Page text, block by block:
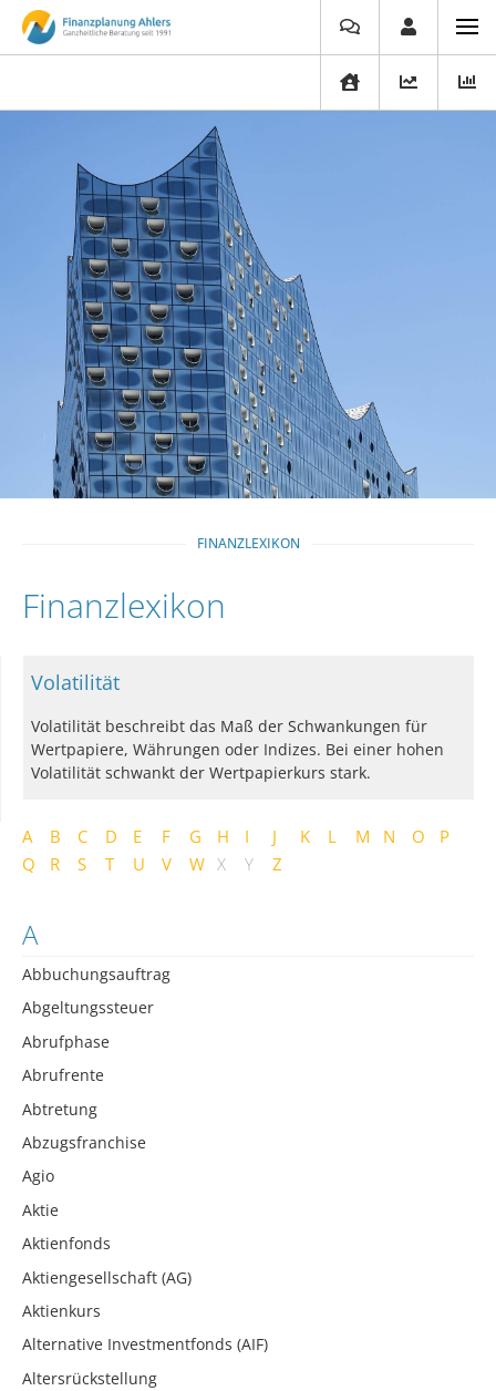
FINANZLEXIKON
Finanzlexikon
A B C D E F G H I J K L M N O
P
Q
R S T U V W X Y Z
A
Abbuchungsauftrag
Abgeltungssteuer
Abrufphase
Abrufrente
Abtretung
Abzugsfranchise
Agio
Aktie
Aktienfonds
Aktiengesellschaft (AG)
Aktienkurs
Alternative Investmentfonds (AIF)
Altersrückstellung
Volatilität
Volatilität beschreibt das Maß der Schwankungen für
Wertpapiere, Währungen oder Indizes. Bei einer hohen
Volatilität schwankt der Wertpapierkurs stark.